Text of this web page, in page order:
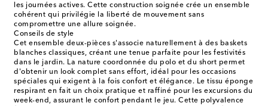
les journées actives. Cette construction soignée crée un ensemble
cohérent qui privilégie la liberté de mouvement sans
compromettre une allure soignée.
Conseils de style
Cet ensemble deux-pièces s'associe naturellement à des baskets
blanches classiques, créant une tenue parfaite pour les festivités
dans le jardin. La nature coordonnée du polo et du short permet
d'obtenir un look complet sans effort, idéal pour les occasions
spéciales qui exigent à la fois confort et élégance. Le tissu éponge
respirant en fait un choix pratique et raffiné pour les excursions du
week-end, assurant le confort pendant le jeu. Cette polyvalence